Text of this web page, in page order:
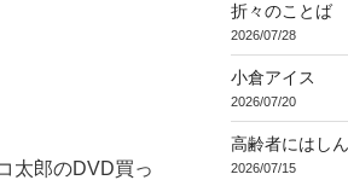
太郎のDVD買っ
折々のことば
2026/07/28
小倉アイス
2026/07/20
高齢者にはし
2026/07/15